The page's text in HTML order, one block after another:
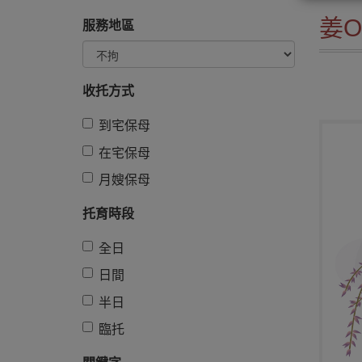
服務地區
收托方式
到宅保母
在宅保母
月嫂保母
托育時段
全日
日間
半日
臨托
姜